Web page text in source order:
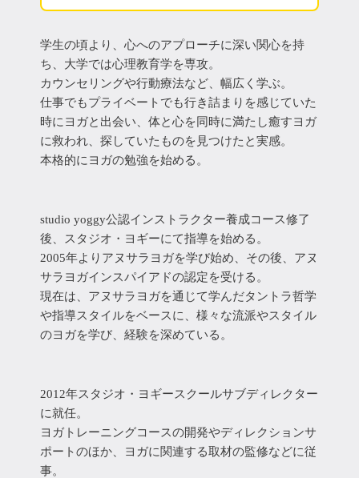
学生の頃より、心へのアプローチに深い関心を持
ち、大学では心理教育学を専攻。
カウンセリングや行動療法など、幅広く学ぶ。
仕事でもプライベートでも行き詰まりを感じていた
時にヨガと出会い、体と心を同時に満たし癒すヨガ
に救われ、探していたものを見つけたと実感。
本格的にヨガの勉強を始める。
studio yoggy公認インストラクター養成コース修了
後、スタジオ・ヨギーにて指導を始める。
2005年よりアヌサラヨガを学び始め、その後、アヌ
サラヨガインスパイアドの認定を受ける。
現在は、アヌサラヨガを通じて学んだタントラ哲学
や指導スタイルをベースに、様々な流派やスタイル
のヨガを学び、経験を深めている。
2012年スタジオ・ヨギースクールサブディレクター
に就任。
ヨガトレーニングコースの開発やディレクションサ
ポートのほか、ヨガに関連する取材の監修などに従
事。